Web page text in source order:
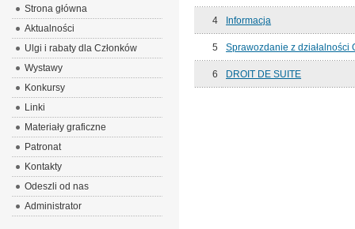
4 Informacja
5 Sprawozdanie z działalności
6 DROIT DE SUITE
Strona główna
Aktualności
Ulgi i rabaty dla Członków
Wystawy
Konkursy
Linki
Materiały graficzne
Patronat
Kontakty
Odeszli od nas
Administrator